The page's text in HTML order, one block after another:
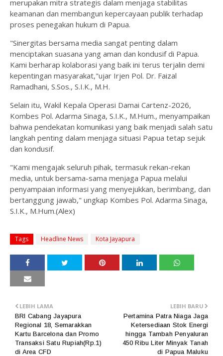
merupakan mitra strategis dalam menjaga stabilitas
keamanan dan membangun kepercayaan publik terhadap
proses penegakan hukum di Papua.
"Sinergitas bersama media sangat penting dalam
menciptakan suasana yang aman dan kondusif di Papua.
Kami berharap kolaborasi yang baik ini terus terjalin demi
kepentingan masyarakat,"ujar Irjen Pol. Dr. Faizal
Ramadhani, S.Sos., S.I.K., M.H.
Selain itu, Wakil Kepala Operasi Damai Cartenz-2026,
Kombes Pol. Adarma Sinaga, S.I.K., M.Hum., menyampaikan
bahwa pendekatan komunikasi yang baik menjadi salah satu
langkah penting dalam menjaga situasi Papua tetap sejuk
dan kondusif.
"Kami mengajak seluruh pihak, termasuk rekan-rekan
media, untuk bersama-sama menjaga Papua melalui
penyampaian informasi yang menyejukkan, berimbang, dan
bertanggung jawab," ungkap Kombes Pol. Adarma Sinaga,
S.I.K., M.Hum.(Alex)
Tags Headline News Kota Jayapura
LEBIH BARU
Pertamina Patra Niaga Jaga
Ketersediaan Stok Energi
hingga Tambah Penyaluran
450 Ribu Liter Minyak Tanah
di Papua Maluku
LEBIH LAMA
BRI Cabang Jayapura
Regional 18, Semarakkan
Kartu Barcelona dan Promo
Transaksi Satu Rupiah(Rp.1)
di Area CFD